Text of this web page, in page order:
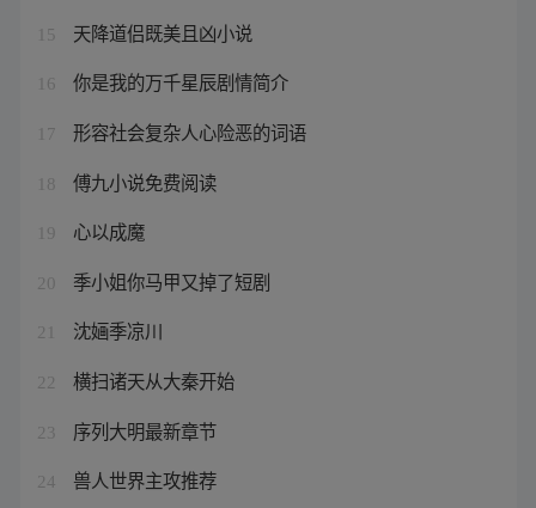
15 天降道侣既美且凶小说
16 你是我的万千星辰剧情简介
17 形容社会复杂人心险恶的词语
18 傅九小说免费阅读
19 心以成魔
20 季小姐你马甲又掉了短剧
21 沈婳季凉川
22 横扫诸天从大秦开始
23 序列大明最新章节
24 兽人世界主攻推荐